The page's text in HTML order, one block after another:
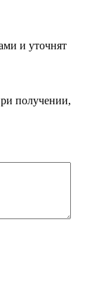
и уточнят
получении,